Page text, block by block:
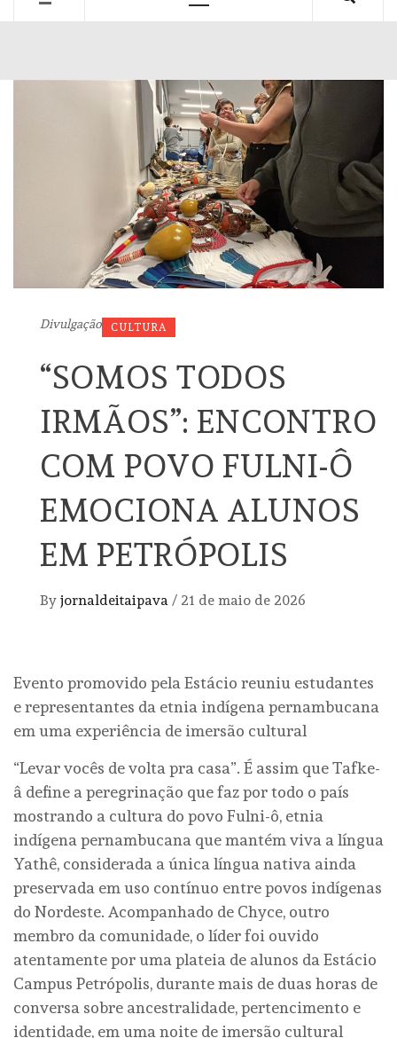
Divulgação CULTURA
“SOMOS TODOS
IRMÃOS”: ENCONTRO
COM POVO FULNI-Ô
EMOCIONA ALUNOS
EM PETRÓPOLIS
By jornaldeitaipava / 21 de maio de 2026
Evento promovido pela Estácio reuniu estudantes
e representantes da etnia indígena pernambucana
em uma experiência de imersão cultural
“Levar vocês de volta pra casa”. É assim que Tafke-
â define a peregrinação que faz por todo o país
mostrando a cultura do povo Fulni-ô, etnia
indígena pernambucana que mantém viva a língua
Yathê, considerada a única língua nativa ainda
preservada em uso contínuo entre povos indígenas
do Nordeste. Acompanhado de Chyce, outro
membro da comunidade, o líder foi ouvido
atentamente por uma plateia de alunos da Estácio
Campus Petrópolis, durante mais de duas horas de
conversa sobre ancestralidade, pertencimento e
identidade, em uma noite de imersão cultural